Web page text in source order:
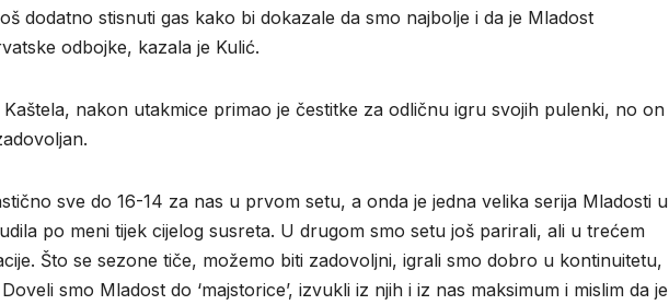
dodatno stisnuti gas kako bi dokazale da smo najbolje i da je Mladost
odbojke, kazala je Kulić.
nakon utakmice primao je čestitke za odličnu igru svojih pulenki, no on
sve do 16-14 za nas u prvom setu, a onda je jedna velika serija Mladosti u
po meni tijek cijelog susreta. U drugom smo setu još parirali, ali u trećem
Što se sezone tiče, možemo biti zadovoljni, igrali smo dobro u kontinuitetu,
smo Mladost do ‘majstorice’, izvukli iz njih i iz nas maksimum i mislim da je